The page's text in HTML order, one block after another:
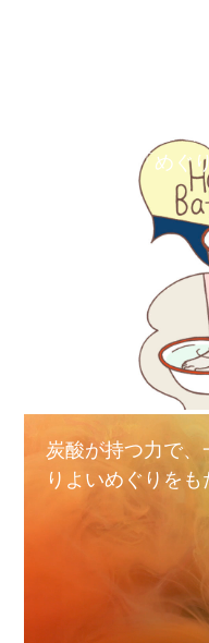
炭酸水
っと一
「めぐ
炭酸が持つ力で
りよいめぐりをも